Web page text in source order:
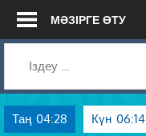
Skip
МӘЗІРГЕ ӨТУ
Таң 04:28 Күн 06:14